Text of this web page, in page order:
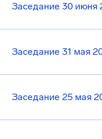
Заседание 30 июня
Заседание 31 мая
Заседание 25 мая